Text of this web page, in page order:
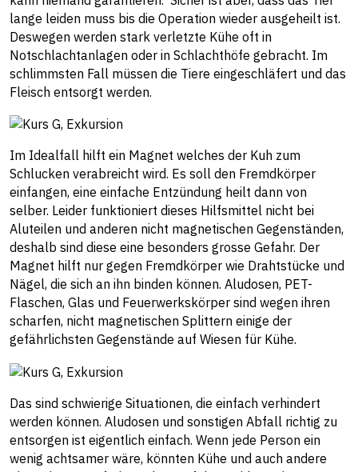
lange leiden muss bis die Operation wieder ausgeheilt ist.
Deswegen werden stark verletzte Kühe oft in
Notschlachtanlagen oder in Schlachthöfe gebracht. Im
schlimmsten Fall müssen die Tiere eingeschläfert und das
Fleisch entsorgt werden.
Im Idealfall hilft ein Magnet welches der Kuh zum
Schlucken verabreicht wird. Es soll den Fremdkörper
einfangen, eine einfache Entzündung heilt dann von
selber. Leider funktioniert dieses Hilfsmittel nicht bei
Aluteilen und anderen nicht magnetischen Gegenständen,
deshalb sind diese eine besonders grosse Gefahr. Der
Magnet hilft nur gegen Fremdkörper wie Drahtstücke und
Nägel, die sich an ihn binden können. Aludosen, PET-
Flaschen, Glas und Feuerwerkskörper sind wegen ihren
scharfen, nicht magnetischen Splittern einige der
gefährlichsten Gegenstände auf Wiesen für Kühe.
Das sind schwierige Situationen, die einfach verhindert
werden können. Aludosen und sonstigen Abfall richtig zu
entsorgen ist eigentlich einfach. Wenn jede Person ein
wenig achtsamer wäre, könnten Kühe und auch andere